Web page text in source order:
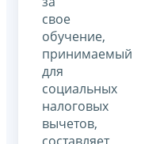
свое
обучение,
принимаемый
для
социальных
налоговых
вычетов,
составляет